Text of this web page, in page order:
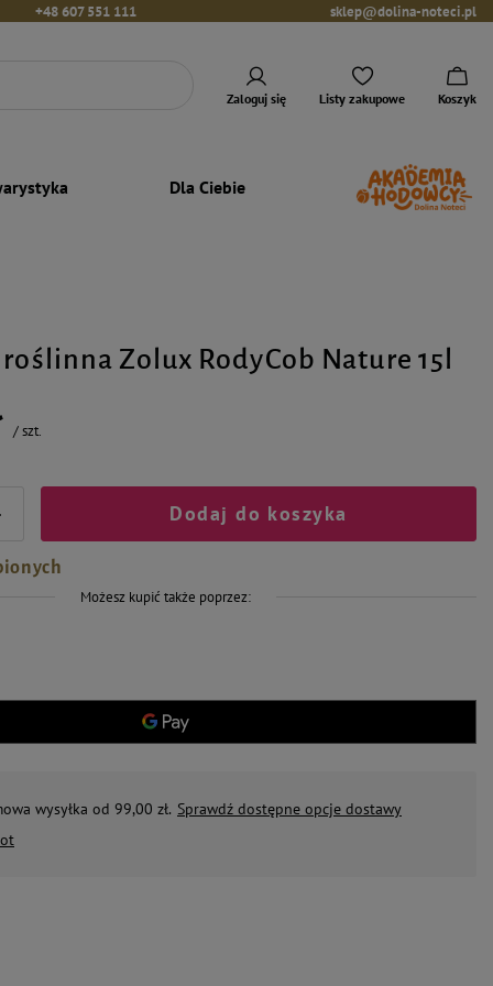
+48 607 551 111 sklep@dolina-noteci.pl
Zaloguj się Listy zakupowe Koszyk
Dla Ciebie
roślinna Zolux RodyCob Nature 15l
/szt.
Dodaj do koszyka
Możesz kupić także poprzez:
wysyłka od 99,00 zł. Sprawdź dostępne opcje dostawy